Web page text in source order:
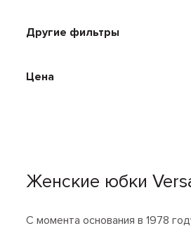
Другие фильтры
Цена
Женские юбки
С момента основания в 1978